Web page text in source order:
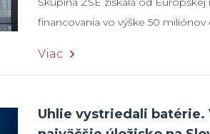
financovania vo výške 50
dosiahol 400 miliónov eur.
investičná banka (EIB) poskytla
Viac
Uhlie vystriedali batérie.